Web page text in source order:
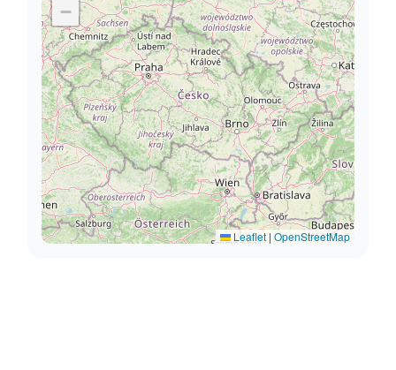
−
Leaflet | OpenStreetMap